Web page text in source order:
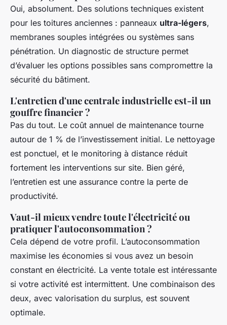
Oui, absolument. Des solutions techniques existent
pour les toitures anciennes : panneaux ultra-légers,
membranes souples intégrées ou systèmes sans
pénétration. Un diagnostic de structure permet
d’évaluer les options possibles sans compromettre la
sécurité du bâtiment.
L'entretien d'une centrale industrielle est-il un
gouffre financier ?
Pas du tout. Le coût annuel de maintenance tourne
autour de 1 % de l’investissement initial. Le nettoyage
est ponctuel, et le monitoring à distance réduit
fortement les interventions sur site. Bien géré,
l’entretien est une assurance contre la perte de
productivité.
Vaut-il mieux vendre toute l'électricité ou
pratiquer l'autoconsommation ?
Cela dépend de votre profil. L’autoconsommation
maximise les économies si vous avez un besoin
constant en électricité. La vente totale est intéressante
si votre activité est intermittent. Une combinaison des
deux, avec valorisation du surplus, est souvent
optimale.